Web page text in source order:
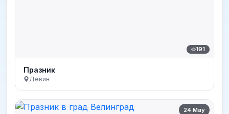
191
Празник
Девин
24 May